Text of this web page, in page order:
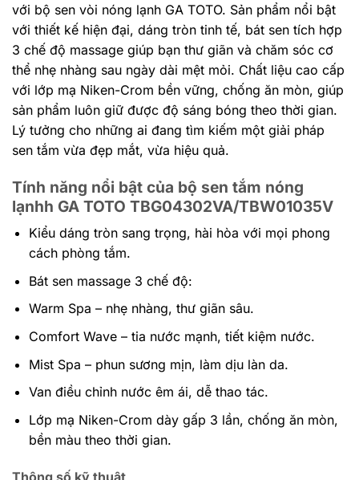
với bộ sen vòi nóng lạnh GA TOTO. Sản phẩm nổi bật
với thiết kế hiện đại, dáng tròn tinh tế, bát sen tích hợp
3 chế độ massage giúp bạn thư giãn và chăm sóc cơ
thể nhẹ nhàng sau ngày dài mệt mỏi. Chất liệu cao cấp
với lớp mạ Niken-Crom bền vững, chống ăn mòn, giúp
sản phẩm luôn giữ được độ sáng bóng theo thời gian.
Lý tưởng cho những ai đang tìm kiếm một giải pháp
sen tắm vừa đẹp mắt, vừa hiệu quả.
Tính năng nổi bật của bộ sen tắm nóng
lạnhh GA TOTO TBG04302VA/TBW01035V
Kiểu dáng tròn sang trọng, hài hòa với mọi phong
cách phòng tắm.
Bát sen massage 3 chế độ:
Warm Spa – nhẹ nhàng, thư giãn sâu.
Comfort Wave – tia nước mạnh, tiết kiệm nước.
Mist Spa – phun sương mịn, làm dịu làn da.
Van điều chỉnh nước êm ái, dễ thao tác.
Lớp mạ Niken-Crom dày gấp 3 lần, chống ăn mòn,
bền màu theo thời gian.
Thông số kỹ thuật